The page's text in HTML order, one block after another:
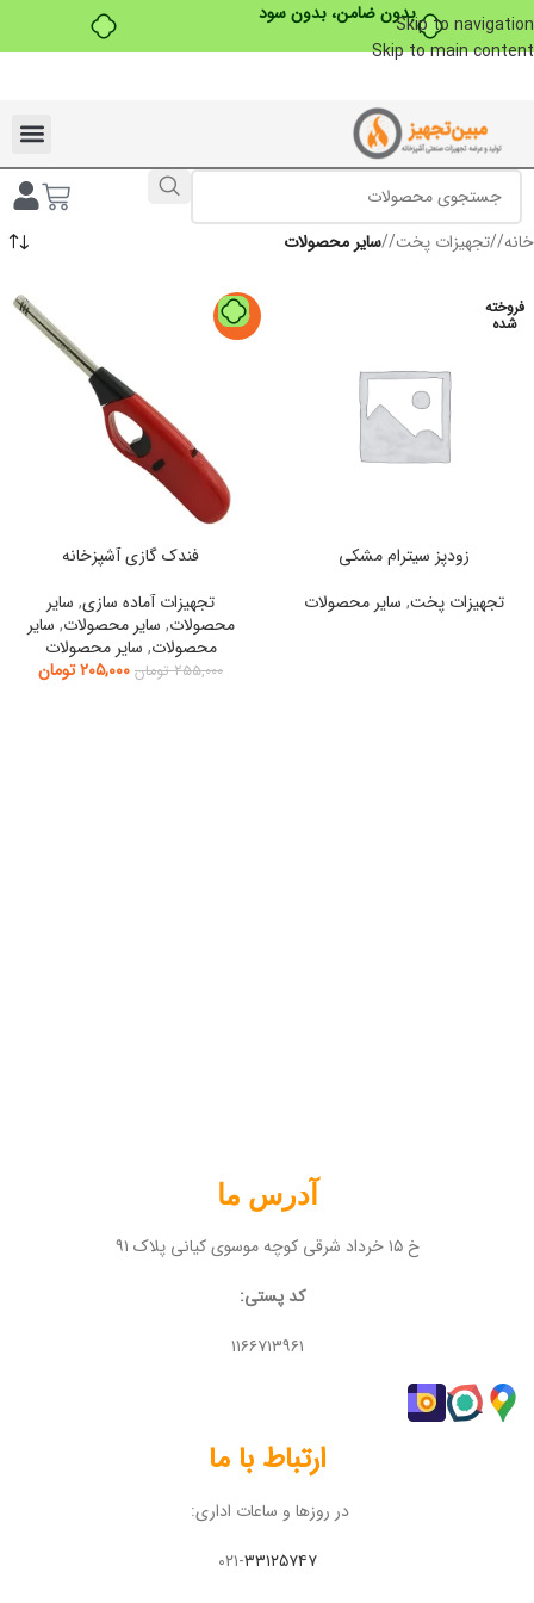
بدون ضامن، بدون سودSkip to navigation
Skip to main contentتخفیفات ویژه به مناسبت ماه محرم
خانه/ تجهیزات پخت/ سایر محصولات
فروخته
شده
زودپز سیترام مشکی
تجهیزات پخت, سایر محصولات
-20%
فندک گازی آشپزخانه
تجهیزات آماده سازی, سایر
محصولات, سایر محصولات, سایر
محصولات, سایر محصولات
۲۵۵,۰۰۰ تومان ۲۰۵,۰۰۰تومان
آدرس ما
خ ۱۵ خرداد شرقی کوچه موسوی کیانی پلاک ۹۱
کد پستی:
۱۱۶۶۷۱۳۹۶۱
ارتباط با ما
در روزها و ساعات اداری:
۰۲۱-۳۳۱۲۵۷۴۷